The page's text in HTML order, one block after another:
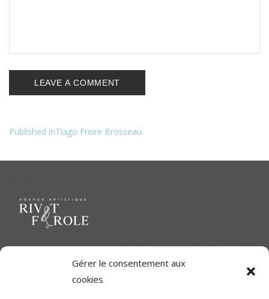
Gérer le consentement aux
cookies
Navigation
l’article
Published inTiago Freire Brosseau
pour contribuer à une richesse dans le milieu cinématographique
et d'aider les artistes à développer leur plein potentiel.